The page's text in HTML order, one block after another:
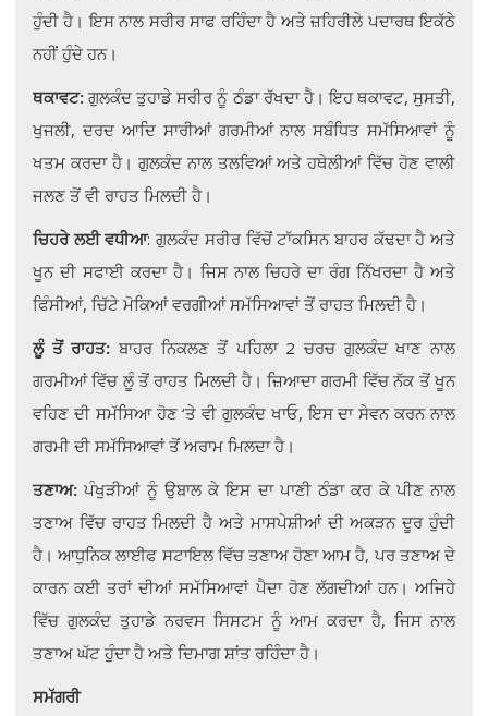
ਹੁੰਦੀ ਹੈ। ਇਸ ਨਾਲ ਸਰੀਰ ਸਾਫ ਰਹਿੰਦਾ ਹੈ ਅਤੇ ਜ਼ਹਿਰੀਲੇ ਪਦਾਰਥ ਇਕੱਠੇ
ਨਹੀਂ ਹੁੰਦੇ ਹਨ।
ਥਕਾਵਟ: ਗੁਲਕੰਦ ਤੁਹਾਡੇ ਸਰੀਰ ਨੂੰ ਠੰਡਾ ਰੱਖਦਾ ਹੈ। ਇਹ ਥਕਾਵਟ, ਸੁਸਤੀ,
ਖੁਜਲੀ, ਦਰਦ ਆਦਿ ਸਾਰੀਆਂ ਗਰਮੀਆਂ ਨਾਲ ਸਬੰਧਿਤ ਸਮੱਸਿਆਵਾਂ ਨੂੰ
ਖਤਮ ਕਰਦਾ ਹੈ। ਗੁਲਕੰਦ ਨਾਲ ਤਲਵਿਆਂ ਅਤੇ ਹਥੇਲੀਆਂ ਵਿੱਚ ਹੋਣ ਵਾਲੀ
ਜਲਣ ਤੋਂ ਵੀ ਰਾਹਤ ਮਿਲਦੀ ਹੈ।
ਚਿਹਰੇ ਲਈ ਵਧੀਆ: ਗੁਲਕੰਦ ਸਰੀਰ ਵਿੱਚੋਂ ਟਾੱਕਸਿਨ ਬਾਹਰ ਕੱਢਦਾ ਹੈ ਅਤੇ
ਖੂਨ ਦੀ ਸਫਾਈ ਕਰਦਾ ਹੈ। ਜਿਸ ਨਾਲ ਚਿਹਰੇ ਦਾ ਰੰਗ ਨਿੱਖਰਦਾ ਹੈ ਅਤੇ
ਫਿੰਸੀਆਂ, ਚਿੱਟੇ ਮੋਕਿਆਂ ਵਰਗੀਆਂ ਸਮੱਸਿਆਵਾਂ ਤੋਂ ਰਾਹਤ ਮਿਲਦੀ ਹੈ।
ਲੂੰ ਤੋਂ ਰਾਹਤ: ਬਾਹਰ ਨਿਕਲਣ ਤੋਂ ਪਹਿਲਾ 2 ਚਰਚ ਗੁਲਕੰਦ ਖਾਣ ਨਾਲ
ਗਰਮੀਆਂ ਵਿੱਚ ਲੂੰ ਤੋਂ ਰਾਹਤ ਮਿਲਦੀ ਹੈ। ਜ਼ਿਆਦਾ ਗਰਮੀ ਵਿੱਚ ਨੱਕ ਤੋਂ ਖੂਨ
ਵਹਿਣ ਦੀ ਸਮੱਸਿਆ ਹੋਣ ‘ਤੇ ਵੀ ਗੁਲਕੰਦ ਖਾਓ, ਇਸ ਦਾ ਸੇਵਨ ਕਰਨ ਨਾਲ
ਗਰਮੀ ਦੀ ਸਮੱਸਿਆਵਾਂ ਤੋਂ ਅਰਾਮ ਮਿਲਦਾ ਹੈ।
ਤਣਾਅ: ਪੰਖੁੜੀਆਂ ਨੂੰ ਉਬਾਲ ਕੇ ਇਸ ਦਾ ਪਾਣੀ ਠੰਡਾ ਕਰ ਕੇ ਪੀਣ ਨਾਲ
ਤਣਾਅ ਵਿੱਚ ਰਾਹਤ ਮਿਲਦੀ ਹੈ ਅਤੇ ਮਾਸਪੇਸ਼ੀਆਂ ਦੀ ਅਕੜਨ ਦੂਰ ਹੁੰਦੀ
ਹੈ। ਆਧੁਨਿਕ ਲਾਈਫ ਸਟਾਇਲ ਵਿੱਚ ਤਣਾਅ ਹੋਣਾ ਆਮ ਹੈ, ਪਰ ਤਣਾਅ ਦੇ
ਕਾਰਨ ਕਈ ਤਰਾਂ ਦੀਆਂ ਸਮੱਸਿਆਵਾਂ ਪੈਦਾ ਹੋਣ ਲੱਗਦੀਆਂ ਹਨ। ਅਜਿਹੇ
ਵਿੱਚ ਗੁਲਕੰਦ ਤੁਹਾਡੇ ਨਰਵਸ ਸਿਸਟਮ ਨੂੰ ਆਮ ਕਰਦਾ ਹੈ, ਜਿਸ ਨਾਲ
ਤਣਾਅ ਘੱਟ ਹੁੰਦਾ ਹੈ ਅਤੇ ਦਿਮਾਗ ਸ਼ਾਂਤ ਰਹਿੰਦਾ ਹੈ।
ਸਮੱਗਰੀ